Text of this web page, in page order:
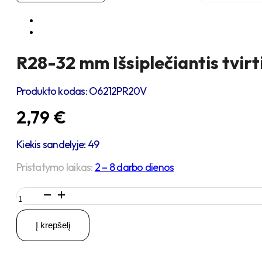
R28-32 mm Išsiplečiantis
Produkto kodas:O6212PR20V
2,79 €
Kiekis sandelyje: 49
Pristatymo laikas: 2 – 8 darbo dienos
produkto
kiekis:
R28-
mm
Į krepšelį